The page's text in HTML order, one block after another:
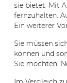
sie bietet. Mit
fernzuhalten.
Ein weiterer
Sie müssen
können und
Sie möchten.